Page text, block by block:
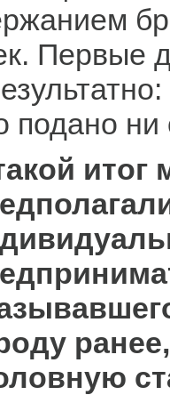
Первые
подано ни
итог